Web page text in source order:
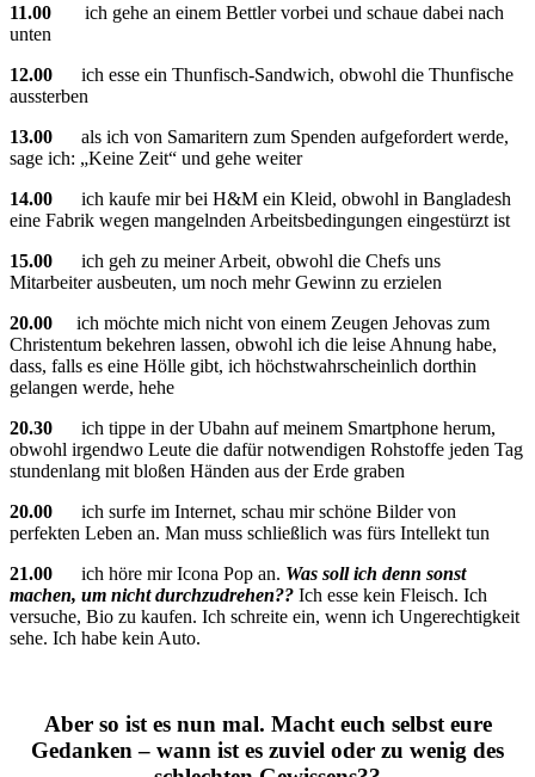
11.00 ich gehe an einem Bettler vorbei und schaue dabei nach
unten
12.00 ich esse ein Thunfisch-Sandwich, obwohl die Thunfische
aussterben
13.00 als ich von Samaritern zum Spenden aufgefordert werde,
sage ich: „Keine Zeit“ und gehe weiter
14.00
ich kaufe mir bei H&M ein Kleid, obwohl in Bangladesh
eine Fabrik wegen mangelnden Arbeitsbedingungen eingestürzt ist
15.00 ich geh zu meiner Arbeit, obwohl die Chefs uns
Mitarbeiter ausbeuten, um noch mehr Gewinn zu erzielen
20.00 ich möchte mich nicht von einem Zeugen Jehovas zum
Christentum bekehren lassen, obwohl ich die leise Ahnung habe,
dass, falls es eine Hölle gibt, ich höchstwahrscheinlich dorthin
gelangen werde, hehe
20.30 ich tippe in der Ubahn auf meinem Smartphone herum,
obwohl irgendwo Leute die dafür notwendigen Rohstoffe jeden Tag
stundenlang mit bloßen Händen aus der Erde graben
20.00 ich surfe im Internet, schau mir schöne Bilder von
perfekten Leben an. Man muss schließlich was fürs Intellekt tun
21.00
ich höre mir Icona Pop an. Was soll ich denn sonst
machen, um nicht durchzudrehen?? Ich esse kein Fleisch. Ich
versuche, Bio zu kaufen. Ich schreite ein, wenn ich Ungerechtigkeit
sehe. Ich habe kein Auto.
Aber so ist es nun mal. Macht euch selbst eure
Gedanken – wann ist es zuviel oder zu wenig des